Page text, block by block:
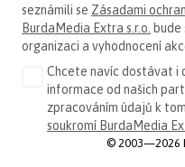
seznámili se Zásadami
BurdaMedia Extra s.r.o. bude
organizaci a vyhodnocení
Chcete navíc dostávat i
informace od našich
zpracováním údajů k
soukromí BurdaMedia
© 2003—2026